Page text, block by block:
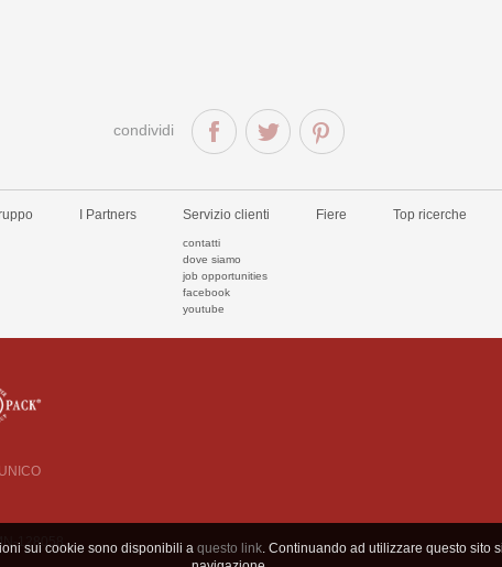
condividi
I Partners Servizio clienti
contatti
dove siamo
job opportunities
facebook
youtube
Fiere Top ricerche
128058
sui cookie sono disponibili a questo link. Continuando ad utilizzare questo sito